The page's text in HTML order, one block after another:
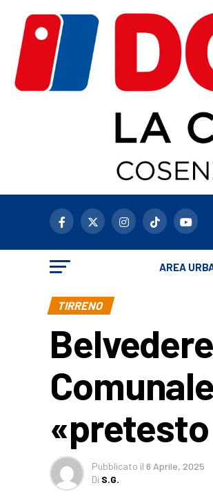
AREA
TIRRENO
Pubblicato il 6 Aprile, 2025
Di S.G.